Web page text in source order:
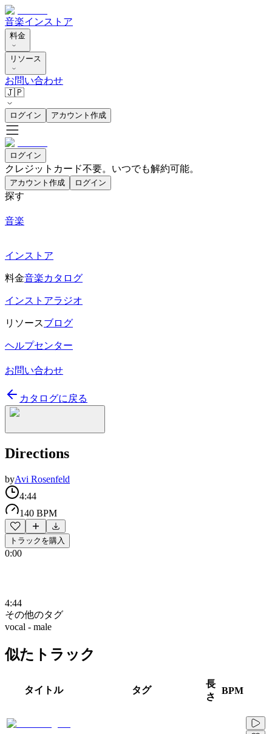
音楽インストア
料金
リソース
お問い合わせ
🇯🇵
ログイン アカウント作成
ログイン
クレジットカード不要。いつでも解約可能。
アカウント作成 ログイン
探す
音楽
インストア
料金音楽カタログ
インストアラジオ
リソースブログ
ヘルプセンター
お問い合わせ
カタログに戻る
Directions
byAvi Rosenfeld
4:44
140 BPM
トラックを購入
0:00
4:44
その他のタグ
vocal - male
似たトラック
タイトル タグ
長
さ
BPM